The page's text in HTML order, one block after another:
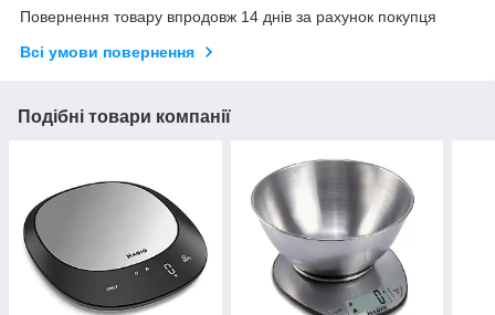
Повернення товару впродовж 14 днів за рахунок покупця
Всі умови повернення
Подібні товари компанії